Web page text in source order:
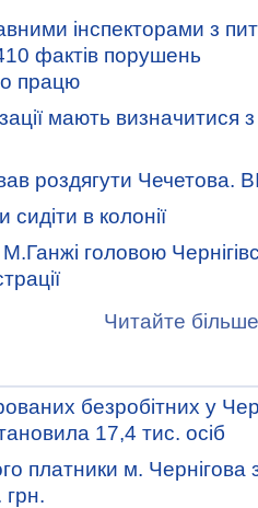
інспекторами з
фактів порушень
працю
мають
роздягути Чечетова.
в колонії
головою
Читайте
безробітних у
17,4 тис. осіб
платники м. Чернігова